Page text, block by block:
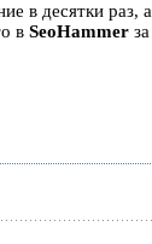
в десятки раз, а
в SeoHammer за